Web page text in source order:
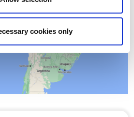
cookies only